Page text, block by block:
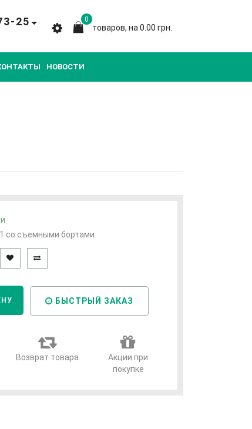
0
товаров, на 0.00 грн.
25
НОВОСТИ
со съемными бортами
БЫСТРЫЙ ЗАКАЗ
Возврат товара
Акции при
покупке